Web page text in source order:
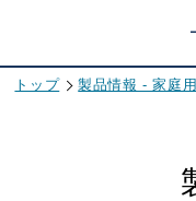
トップ 製品情報 - 家庭用